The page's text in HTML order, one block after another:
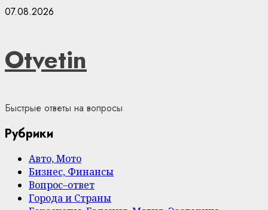
Skip
07.08.2026
Otvetin
Быстрые ответы на вопросы
Рубрики
Авто, Мото
Бизнес, Финансы
Вопрос–ответ
Города и Страны